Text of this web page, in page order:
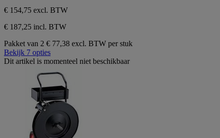
€ 154,75 excl. BTW
€ 187,25 incl. BTW
Pakket van 2 € 77,38 excl. BTW per stuk
Bekijk 7 opties
Dit artikel is momenteel niet beschikbaar